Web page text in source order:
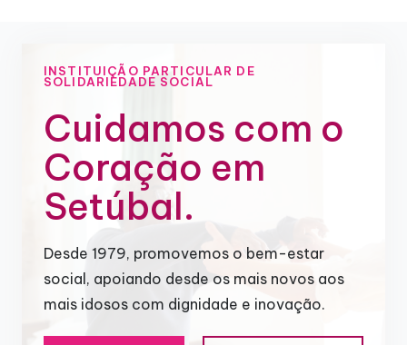
INSTITUIÇÃO PARTICULAR DE
SOLIDARIEDADE SOCIAL
Cuidamos com o
Coração em
Setúbal.
Desde 1979, promovemos o bem-estar
social, apoiando desde os mais novos aos
mais idosos com dignidade e inovação.